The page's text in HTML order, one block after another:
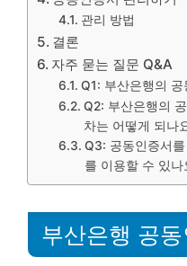
관리 방법
결론
자주 묻는 질문 Q&A
Q1: 부산은행의
Q2: 부산은행의
차는 어떻게 되나
Q3: 공동인증서
를 이용할 수 있나
부산은행 공